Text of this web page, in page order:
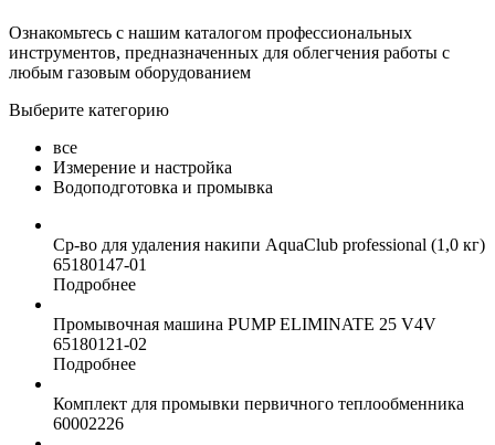
Ознакомьтесь с нашим каталогом профессиональных
инструментов, предназначенных для облегчения работы с
любым газовым оборудованием
Выберите категорию
все
Измерение и настройка
Водоподготовка и промывка
Ср-во для удаления накипи AquaClub professional (1,0 кг)
65180147-01
Подробнее
Промывочная машина PUMP ELIMINATE 25 V4V
65180121-02
Подробнее
Комплект для промывки первичного теплообменника
60002226